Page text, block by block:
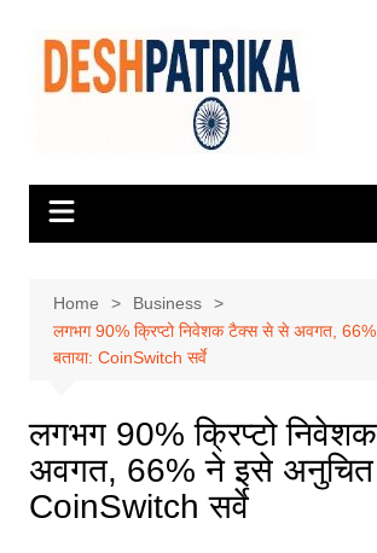
content
Home
Business
लगभग 90% क्रिप्टो निवेशक टैक्स से से अवगत,
बताया: CoinSwitch सर्वे
लगभग 90% क्रिप्टो
अवगत, 66% ने इसे अनुचित
CoinSwitch सर्वे